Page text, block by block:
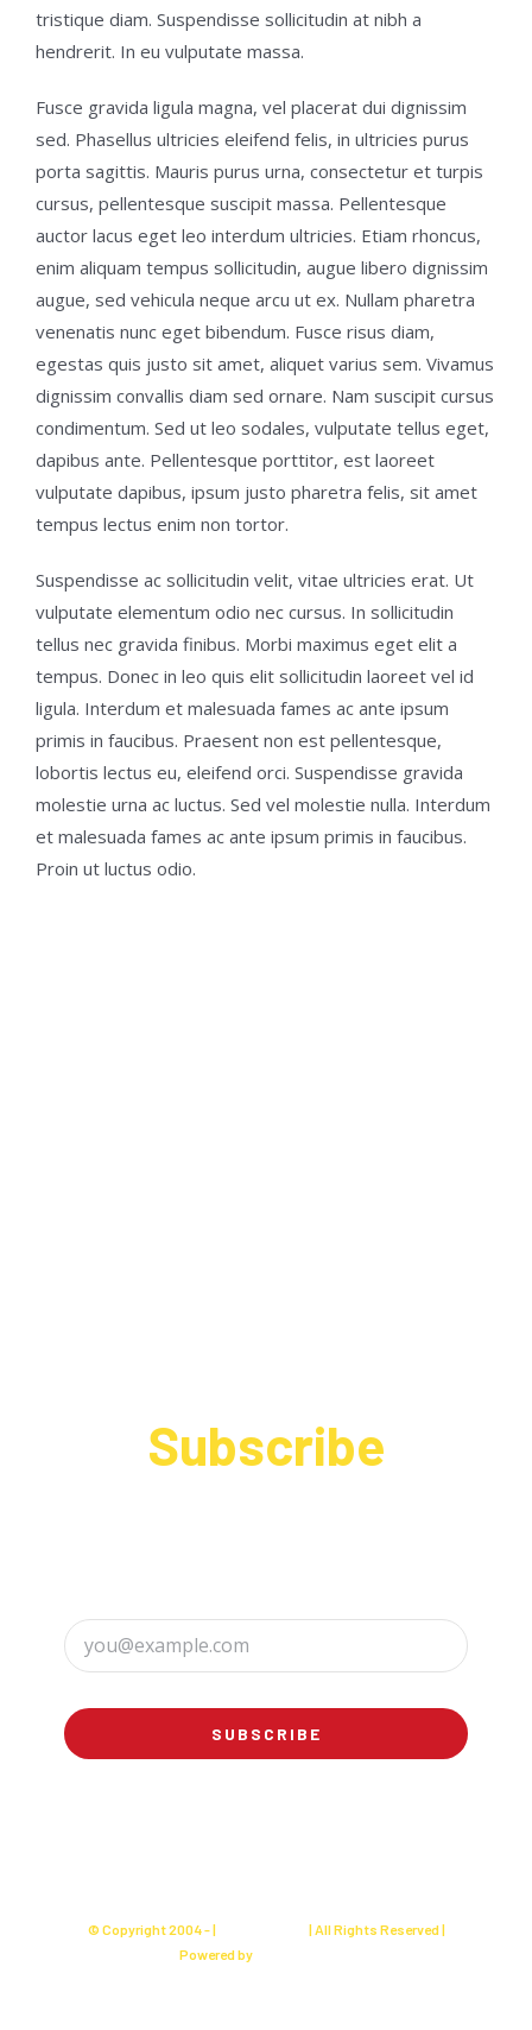
tristique diam. Suspendisse sollicitudin at nibh a
hendrerit. In eu vulputate massa.
Fusce gravida ligula magna, vel placerat dui dignissim
sed. Phasellus ultricies eleifend felis, in ultricies purus
porta sagittis. Mauris purus urna, consectetur et turpis
cursus, pellentesque suscipit massa. Pellentesque
auctor lacus eget leo interdum ultricies. Etiam rhoncus,
enim aliquam tempus sollicitudin, augue libero dignissim
augue, sed vehicula neque arcu ut ex. Nullam pharetra
venenatis nunc eget bibendum. Fusce risus diam,
egestas quis justo sit amet, aliquet varius sem. Vivamus
dignissim convallis diam sed ornare. Nam suscipit cursus
condimentum. Sed ut leo sodales, vulputate tellus eget,
dapibus ante. Pellentesque porttitor, est laoreet
vulputate dapibus, ipsum justo pharetra felis, sit amet
tempus lectus enim non tortor.
Suspendisse ac sollicitudin velit, vitae ultricies erat. Ut
vulputate elementum odio nec cursus. In sollicitudin
tellus nec gravida finibus. Morbi maximus eget elit a
tempus. Donec in leo quis elit sollicitudin laoreet vel id
ligula. Interdum et malesuada fames ac ante ipsum
primis in faucibus. Praesent non est pellentesque,
lobortis lectus eu, eleifend orci. Suspendisse gravida
molestie urna ac luctus. Sed vel molestie nulla. Interdum
et malesuada fames ac ante ipsum primis in faucibus.
Proin ut luctus odio.
Subscribe
SUBSCRIBE
© Copyright 2004 -|
| All Rights Reserved |
Powered by